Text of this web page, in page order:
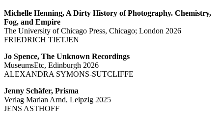
Michelle Henning, A Dirty History of Photo­graphy. Chemistry,
Fog, and Empire
The University of Chicago Press, Chicago; London 2026
FRIEDRICH TIETJEN
Jo Spence, The Unknown Recordings
MuseumsEtc, Edinburgh 2026
ALEXANDRA SYMONS-SUTCLIFFE
Jenny Schäfer, Prisma
Verlag Marian Arnd, Leipzig 2025
JENS ASTHOFF